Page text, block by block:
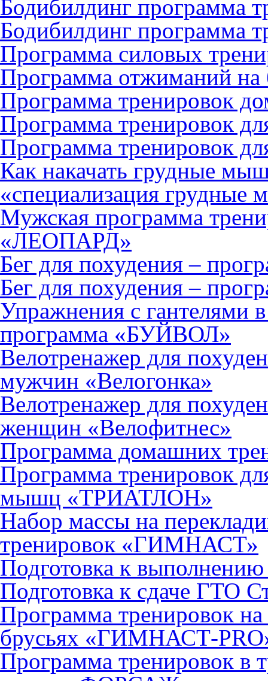
Бодибилдинг программа
Бодибилдинг программа
Программа силовых
Программа отжиманий на
Программа тренировок
Программа тренировок
Программа тренировок
Как накачать грудные
«специализация
Мужская программа
«ЛЕОПАРД»
Бег для похудения –
Бег для похудения –
Упражнения с гантелями
программа «БУЙВОЛ»
Велотренажер для
мужчин «Велогонка»
Велотренажер для
женщин «Велофитнес»
Программа домашних
Программа тренировок
мышц «ТРИАТЛОН»
Набор массы на
тренировок «ГИМНАСТ»
Подготовка к
Подготовка к сдаче ГТО
Программа тренировок
брусьях «ГИМНАСТ-
Программа тренировок в